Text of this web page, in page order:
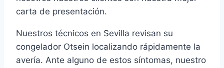
carta de presentación.
Nuestros técnicos en Sevilla revisan su
congelador Otsein localizando rápidamente la
avería. Ante alguno de estos síntomas, nuestro